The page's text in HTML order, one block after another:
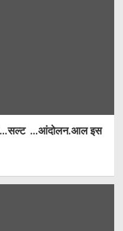
…आंदोलन.आल इस